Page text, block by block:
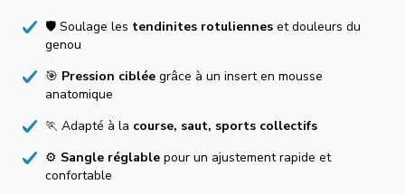
🛡️ Soulage les tendinites rotuliennes et douleurs du
genou
🎯 Pression ciblée grâce à un insert en mousse
anatomique
🏃 Adapté à la course, saut, sports collectifs
⚙️ Sangle réglable pour un ajustement rapide et
confortable